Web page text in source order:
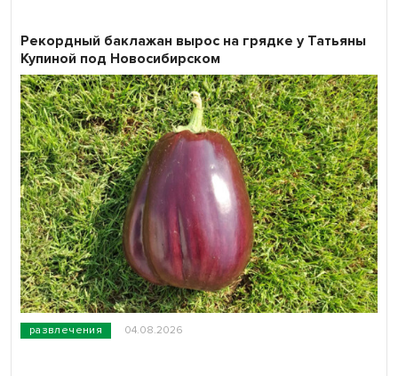
развлечения 04.08.2026
Рекордный баклажан вырос на грядке у Татьяны
Купиной под Новосибирском